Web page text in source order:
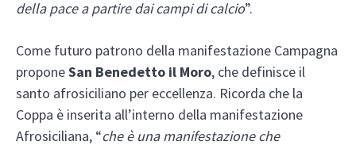
della pace a partire dai campi di calcio”.
Come futuro patrono della manifestazione Campagna
proponeSan Benedetto il Moro, che definisce il
santo afrosiciliano per eccellenza. Ricorda che la
Coppa è inserita all’interno della manifestazione
Afrosiciliana, “che è una manifestazione che